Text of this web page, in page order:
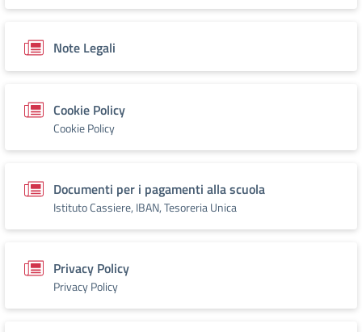
Note Legali
Cookie Policy
Cookie Policy
Documenti per i pagamenti alla scuola
Istituto Cassiere, IBAN, Tesoreria Unica
Privacy Policy
Privacy Policy